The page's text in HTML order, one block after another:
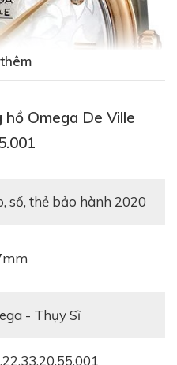
Omega De Ville
sổ, thẻ bảo hành 2020
- Thụy Sĩ